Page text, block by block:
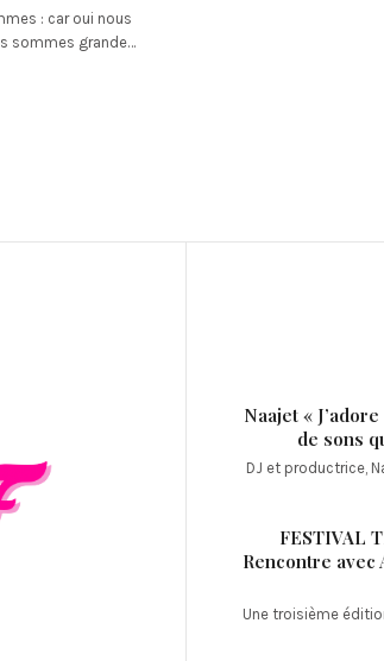
: car oui nous
sommes grande…
Naajet «
de sons
DJ et productrice,
FESTIVAL
Rencontre avec
Une troisième